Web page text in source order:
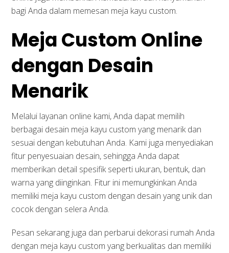
bagi Anda dalam memesan meja kayu custom.
Meja Custom Online
dengan Desain
Menarik
Melalui layanan online kami, Anda dapat memilih
berbagai desain meja kayu custom yang menarik dan
sesuai dengan kebutuhan Anda. Kami juga menyediakan
fitur penyesuaian desain, sehingga Anda dapat
memberikan detail spesifik seperti ukuran, bentuk, dan
warna yang diinginkan. Fitur ini memungkinkan Anda
memiliki meja kayu custom dengan desain yang unik dan
cocok dengan selera Anda.
Pesan sekarang juga dan perbarui dekorasi rumah Anda
dengan meja kayu custom yang berkualitas dan memiliki